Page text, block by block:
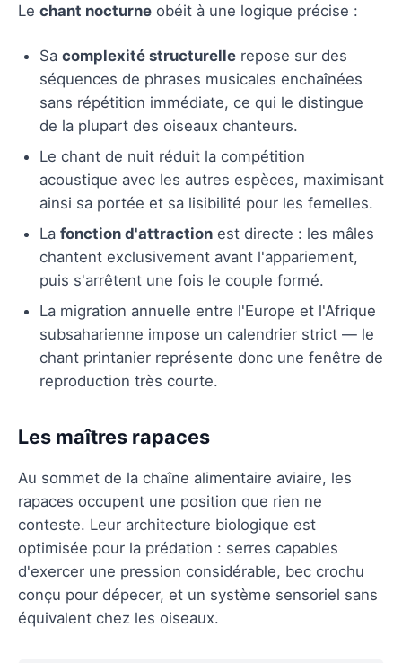
Le chant nocturne obéit à une logique précise :
Sa complexité structurelle repose sur des
séquences de phrases musicales enchaînées
sans répétition immédiate, ce qui le distingue
de la plupart des oiseaux chanteurs.
Le chant de nuit réduit la compétition
acoustique avec les autres espèces, maximisant
ainsi sa portée et sa lisibilité pour les femelles.
La fonction d'attraction est directe : les mâles
chantent exclusivement avant l'appariement,
puis s'arrêtent une fois le couple formé.
La migration annuelle entre l'Europe et l'Afrique
subsaharienne impose un calendrier strict — le
chant printanier représente donc une fenêtre de
reproduction très courte.
Les maîtres rapaces
Au sommet de la chaîne alimentaire aviaire, les
rapaces occupent une position que rien ne
conteste. Leur architecture biologique est
optimisée pour la prédation : serres capables
d'exercer une pression considérable, bec crochu
conçu pour dépecer, et un système sensoriel sans
équivalent chez les oiseaux.